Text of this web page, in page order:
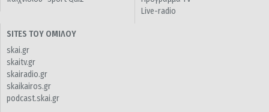
Live-radio
SITES ΤΟΥ ΟΜΙΛΟΥ
skai.gr
skaitv.gr
skairadio.gr
skaikairos.gr
podcast.skai.gr